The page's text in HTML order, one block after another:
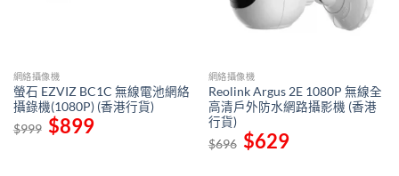
網絡攝像機
螢石 EZVIZ BC1C 無線電池網絡
攝錄機(1080P) (香港行貨)
$999 Original
price
$899Current
網絡攝像機
Reolink Argus 2E 1080P 無線全
高清戶外防水網路攝影機 (香港
行貨)
$696 Original
price
$629Current